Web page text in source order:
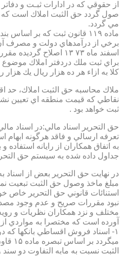
از حقوقي كه در ادارات ثبـت و
مي گردد.
ماده ۱۱۹ قانون ثبت كه بر
اسفند ماه ۷۳ ۱۳ اصلاح گرديده مقرر مي دارد:
كلا به ازاء هر ده هزار ريال يك
ملاك محاسبه حق الثبت املاك، حد
نقاطي كه قيمت منطقه اي تعيين
ثبت خواهد بود .
حق التحرير اسناد مالي:در اسناد
تعرفه ارسالي و فاقد هرگونه ابهام
به اتفاق همكاران از رايانه
جداول داده شده به سيستم حق
در نهايت حق التحرير بعض از
مبلغ ماخذ وصول حق الثبت تبعيت
استنائات قانوني حق التحرير خاص
نبود مقررات صريح و عدم وجود
مختلف و نزد همكاران نظريات و
آورده است كه مختصرا به مواردي
۱- اسناد فروش اقساطي بانكها
الثبت نسبت به مابه التفاوت دو